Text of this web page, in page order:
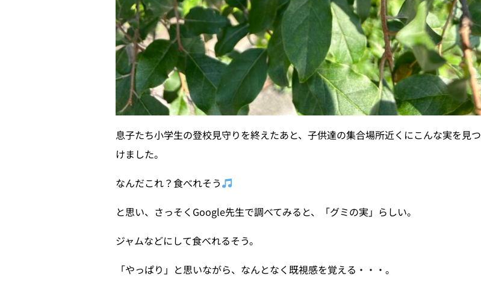
息子たち小学生の登校見守りを終えたあと、子供達の集合場所近くにこんな実を見つ
けました。
なんだこれ？食べれそう
と思い、さっそくGoogle先生で調べてみると、「グミの実」らしい。
ジャムなどにして食べれるそう。
「やっぱり」と思いながら、なんとなく既視感を覚える・・・。